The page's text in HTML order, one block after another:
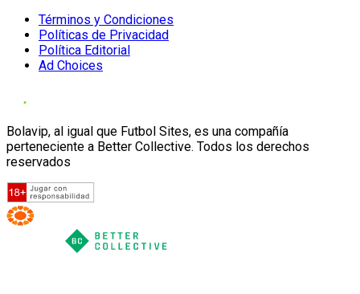
Términos y Condiciones
Políticas de Privacidad
Política Editorial
Ad Choices
Bolavip, al igual que Futbol Sites, es una compañía
perteneciente a Better Collective. Todos los derechos
reservados